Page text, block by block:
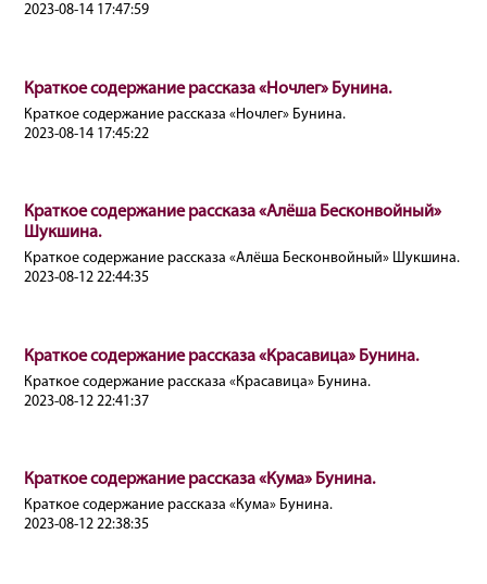
2023-08-14 17:47:59
Краткое содержание рассказа «Ночлег» Бунина.
Краткое содержание рассказа «Ночлег» Бунина.
2023-08-14 17:45:22
Краткое содержание рассказа «Алёша Бесконвойный»
Шукшина.
Краткое содержание рассказа «Алёша Бесконвойный» Шукшина.
2023-08-12 22:44:35
Краткое содержание рассказа «Красавица» Бунина.
Краткое содержание рассказа «Красавица» Бунина.
2023-08-12 22:41:37
Краткое содержание рассказа «Кума» Бунина.
Краткое содержание рассказа «Кума» Бунина.
2023-08-12 22:38:35